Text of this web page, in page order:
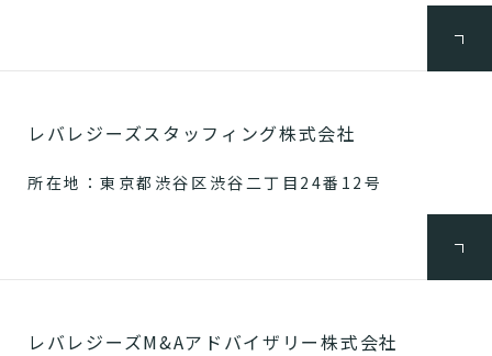
レバレジーズスタッフィング株式会社
所在地：東京都渋谷区渋谷二丁目24番12号
レバレジーズM&Aアドバイザリー株式会社